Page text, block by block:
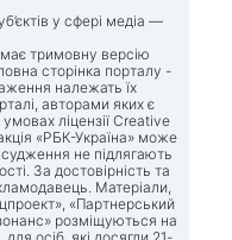
у сфері медіа —
тримовну версію
сторінка порталу -
належать їх
авторами яких є
ліцензії Creative
«РБК-Україна» може
судження не підлягають
За достовірність та
Матеріали,
«Партнерський
розміщуються на